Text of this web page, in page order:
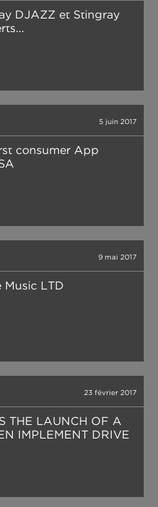
DJAZZ et Stingray
5 juin 2017
consumer App
9 mai 2017
Music LTD
23 février 2017
THE LAUNCH OF A
IMPLEMENT DRIVE